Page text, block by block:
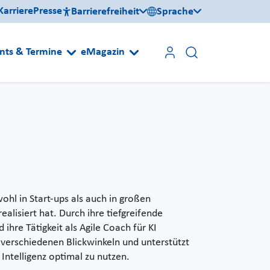
Presse Barrierefreiheit Sprache
& Termine eMagazin
in Start-ups als auch in großen
hat. Durch ihre tiefgreifende
Tätigkeit als Agile Coach für KI
Blickwinkeln und unterstützt
Intelligenz optimal zu nutzen.